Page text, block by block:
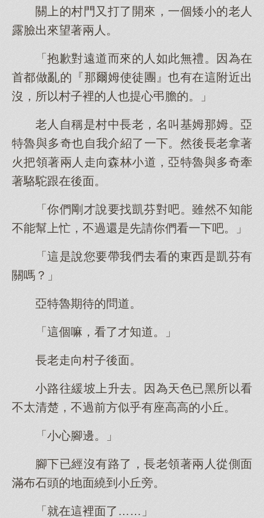
關上的村門又打了開來，一個矮小的老人
露臉出來望著兩人。
「抱歉對遠道而來的人如此無禮。因為在
首都做亂的『那爾姆使徒團』也有在這附近出
沒，所以村子裡的人也提心弔膽的。」
老人自稱是村中長老，名叫基姆那姆。亞
特魯與多奇也自我介紹了一下。然後長老拿著
火把領著兩人走向森林小道，亞特魯與多奇牽
著駱駝跟在後面。
「你們剛才說要找凱芬對吧。雖然不知能
不能幫上忙，不過還是先請你們看一下吧。」
「這是說您要帶我們去看的東西是凱芬有
關嗎？」
亞特魯期待的問道。
「這個嘛，看了才知道。」
長老走向村子後面。
小路往緩坡上升去。因為天色已黑所以看
不太清楚，不過前方似乎有座高高的小丘。
「小心腳邊。」
腳下已經沒有路了，長老領著兩人從側面
滿布石頭的地面繞到小丘旁。
「就在這裡面了……」